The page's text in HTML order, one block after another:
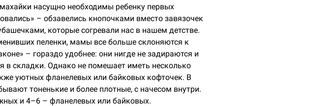
насущно необходимы ребенку первых
– обзавелись кнопочками вместо завязочек
которые согревали нас в нашем детстве.
пеленки, мамы все больше склоняются к
– гораздо удобнее: они нигде не задираются и
в складки. Однако не помешает иметь несколько
уютных фланелевых или байковых кофточек. В
тоненькие и более плотные, с начесом внутри.
и 4–6 – фланелевых или байковых.